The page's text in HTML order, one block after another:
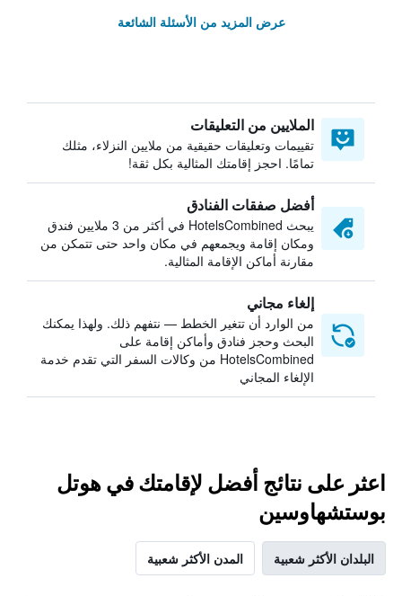
عرض المزيد من الأسئلة الشائعة
الملايين من التعليقات
تقييمات وتعليقات حقيقية من ملايين النزلاء، مثلك
تمامًا. احجز إقامتك المثالية بكل ثقة!
أفضل صفقات الفنادق
يبحث HotelsCombined في أكثر من 3 ملايين فندق
ومكان إقامة ويجمعهم في مكان واحد حتى تتمكن من
مقارنة أماكن الإقامة المثالية.
إلغاء مجاني
من الوارد أن تتغير الخطط — نتفهم ذلك. ولهذا يمكنك
البحث وحجز فنادق وأماكن إقامة على
HotelsCombined من وكالات السفر التي تقدم خدمة
الإلغاء المجاني
اعثر على نتائج أفضل لإقامتك في هوتل
بوستشهاوسين
البلدان الأكثر شعبية المدن الأكثر شعبية